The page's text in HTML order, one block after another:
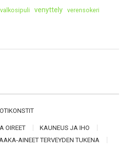
valkosipuli venyttely
verensokeri
OIREET
KAUNEUS JA IHO
AINEET TERVEYDEN TUKENA